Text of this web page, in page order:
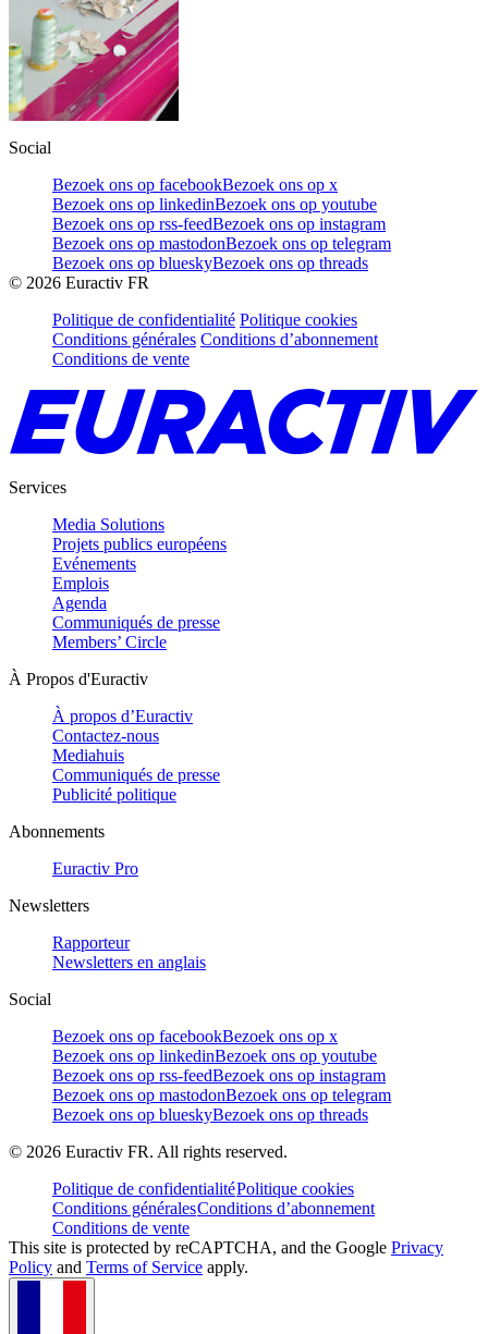
Social
Bezoek ons op facebookBezoek ons op x
Bezoek ons op linkedinBezoek ons op youtube
Bezoek ons op rss-feedBezoek ons op instagram
Bezoek ons op mastodonBezoek ons op telegram
Bezoek ons op blueskyBezoek ons op threads
© 2026 Euractiv FR
Politique de confidentialité Politique cookies
Conditions générales Conditions d’abonnement
Conditions de vente
Services
Media Solutions
Projets publics européens
Evénements
Emplois
Agenda
Communiqués de presse
Members’ Circle
À Propos d'Euractiv
À propos d’Euractiv
Contactez-nous
Mediahuis
Communiqués de presse
Publicité politique
Abonnements
Euractiv Pro
Newsletters
Rapporteur
Newsletters en anglais
Social
Bezoek ons op facebookBezoek ons op x
Bezoek ons op linkedinBezoek ons op youtube
Bezoek ons op rss-feedBezoek ons op instagram
Bezoek ons op mastodonBezoek ons op telegram
Bezoek ons op blueskyBezoek ons op threads
© 2026 Euractiv FR. All rights reserved.
Politique de confidentialitéPolitique cookies
Conditions généralesConditions d’abonnement
Conditions de vente
This site is protected by reCAPTCHA, and the Google Privacy
Policy and Terms of Service apply.